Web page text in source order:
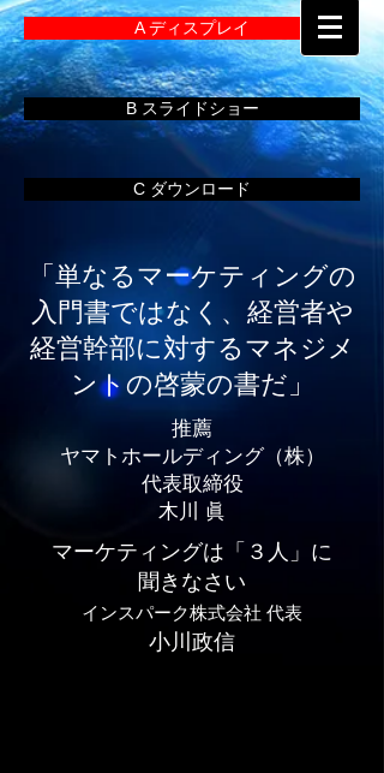
A ディスプレイ
B スライドショー
C ダウンロード
「単なるマーケティングの
入門書ではなく、経営者や
経営幹部に対するマネジメ
ントの啓蒙の書だ」
推薦
ヤマトホールディング（株）
代表取締役
木川 眞
マーケティングは「３人」に
聞きなさい
インスパーク株式会社 代表
小川政信